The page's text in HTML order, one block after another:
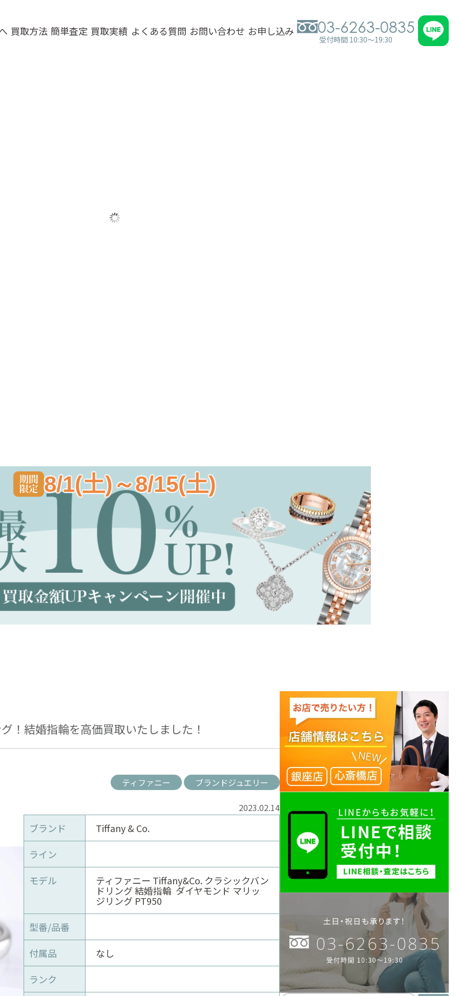
買取方法 簡単査定 買取実績 よくある質問 お問い合わせ お申し込み 03-6263-0835
受付時間 10:30～19:30
8/1(土)～8/15(土)
！結婚指輪を高価買取いたしました！
ティファニー ブランドジュエリー
2023.02.14
ブランド
Tiffany & Co.
ライン
モデル
ティファニー Tiffany&Co. クラシックバン
ドリング 結婚指輪 ダイヤモンド マリッ
ジリング PT950
型番/品番
付属品
なし
ランク